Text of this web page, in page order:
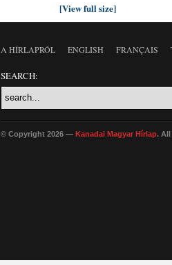
[View full size]
A HÍRLAPRÓL ENGLISH FRANÇAIS
SEARCH:
© Copyright 2026 — Kanadai Magyar Hírlap. All